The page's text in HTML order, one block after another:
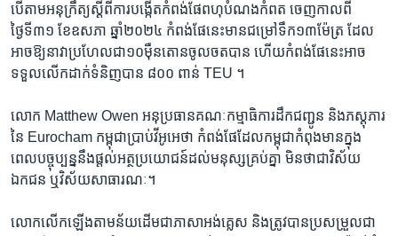
​បើតាម​អនុក្រឹត្យស្តីពី​ការបង្កើត​កំពង់ផែ​ពហុបំណង​កំពត ចេញ​កាល​ពី​
ថ្ងៃទី៣១ ខែឧសភា ឆ្នាំ​២០២៤ កំពង់ផែ​នេះ​មាន​ជម្រៅទឹក​១៣​ម៉ែត្រ ដែល​
អាច​ឱ្យ​នាវា​ប្រហែល​ជា​១០ម៉ឺន​តោន​ចូល​ចត​បាន ហើយ​កំពង់ផែ​នេះ​អាច​
ទទួល​លើក​ដាក់​ទំនិញ​បាន ៨០០ ពាន់ TEU ។
លោក Matthew Owen អនុប្រធានគណៈកម្មាធិការដឹកជញ្ជូន និងភស្តុភារ
នៃ Eurocham កម្ពុជា​ប្រាប់វីអូអេ​ថា កំពង់ផែ​ដែល​កម្ពុជា​កំពុង​មាន​ក្នុង​
ពេល​បច្ចុប្បន្ន​នឹង​ផ្តល់អ​ត្ថប្រយោជន៍​ដល់​មនុស្ស​គ្រប់គ្នា មិន​ថា​ជា​វិស័យ
ឯកជន ឬវិស័យសាធារណៈ​។
លោក​លើកឡើងតាមន័យ​ដើមជាភាសាអង់គ្លេស និង​ត្រូវ​បាន​ប្រសម្រួល​ជា